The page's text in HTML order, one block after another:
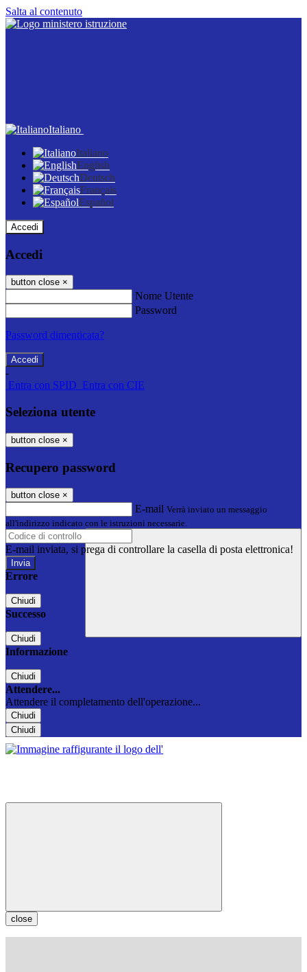
Salta al contenuto
Italiano
Italiano
English
Deutsch
Français
Español
Accedi
Accedi
button close ×
Nome Utente
Password
Password dimenticata?
-
Entra con SPID Entra con CIE
Seleziona utente
button close ×
Recupero password
button close ×
E-mail Verrà inviato un messaggio
all'indirizzo indicato con le istruzioni necessarie.
E-mail inviata, si prega di controllare la casella di posta elettronica!
Errore
Chiudi
Successo
Chiudi
Informazione
Chiudi
Attendere...
Attendere il completamento dell'operazione...
Chiudi
Chiudi
close